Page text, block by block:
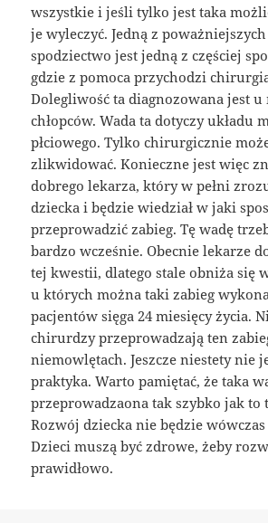
wszystkie i jeśli tylko jest taka
je wyleczyć. Jedną z
spodziectwo jest jedną z częściej
gdzie z pomoca przychodzi
Dolegliwość ta diagnozowana jest u
chłopców. Wada ta dotyczy układu
płciowego. Tylko chirurgicznie
zlikwidować. Konieczne jest więc
dobrego lekarza, który w pełni
dziecka i będzie wiedział w jaki
przeprowadzić zabieg. Tę wadę
bardzo wcześnie. Obecnie lekarze
tej kwestii, dlatego stale obniża się
u których można taki zabieg
pacjentów sięga 24 miesięcy życia.
chirurdzy przeprowadzają ten
niemowlętach. Jeszcze niestety nie
praktyka. Warto pamiętać, że taka
przeprowadzaona tak szybko jak
Rozwój dziecka nie będzie
Dzieci muszą być zdrowe, żeby
prawidłowo.